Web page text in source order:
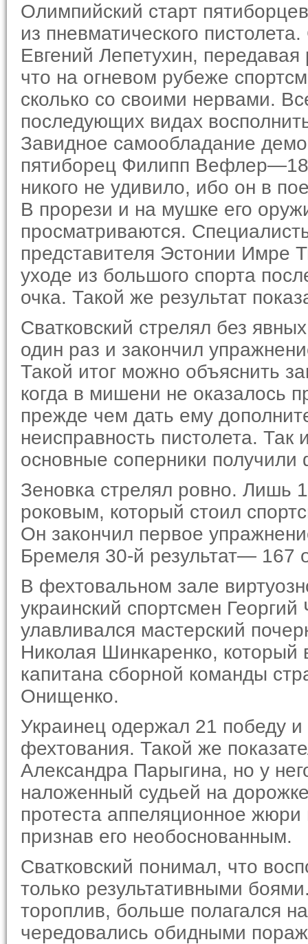
Олимпийский старт
из пневматического
Евгений Лепетухин,
что на огневом рубеже
сколько со своими нервами.
после­дующих видах
Завидное самообладание
пятиборец Филипп
никого не удивило, ибо он в
В прорези и на мушке его
просматриваются.
представи­теля Эстонии Имре
уходе из большого спорта
очка. Такой же результат
Сватковский стрелял без
один раз и закончил
Такой итог можно объяснить
когда в мишени не оказалось
прежде чем дать ему
неисправность пистолета.
основные соперники
Зеновка стрелял ровно. Лишь
роковым, который стоил
Он закончил первое
Бремеля 30-й результат— 167
В фехтовальном зале
украинский спортсмен
улавливался мастерский
Николая Шинкаренко, который
капитана сборной команды
Онищенко.
Украинец одержал 21 победу
фехтования. Такой же
Александра Парыгина, но у
наложенный судьей на
протеста аппеляционное
признав его необоснованным.
Сватковский понимал, что
только результативными
тороплив, больше полагался
чередовались обидными